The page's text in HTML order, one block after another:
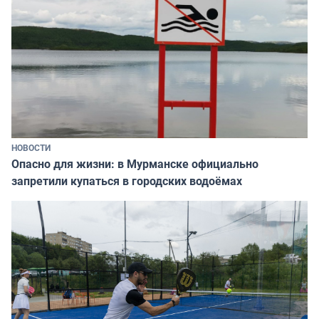
НОВОСТИ
Опасно для жизни: в Мурманске официально
запретили купаться в городских водоёмах